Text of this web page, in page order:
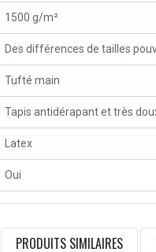
1500 g/m²
Des différences de tailles
Tufté main
Tapis antidérapant et très
Latex
Oui
PRODUITS SIMILAIRES